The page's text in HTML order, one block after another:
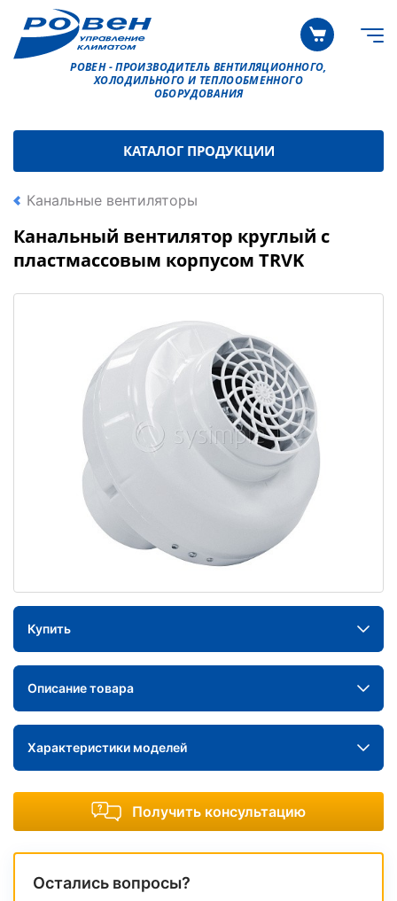
РОВЕН - ПРОИЗВОДИТЕЛЬ ВЕНТИЛЯЦИОННОГО,
ХОЛОДИЛЬНОГО И ТЕПЛООБМЕННОГО
ОБОРУДОВАНИЯ
КАТАЛОГ ПРОДУКЦИИ
Канальные вентиляторы
Канальный вентилятор круглый с
пластмассовым корпусом TRVK
Купить
Описание товара
Характеристики моделей
Получить консультацию
Остались вопросы?